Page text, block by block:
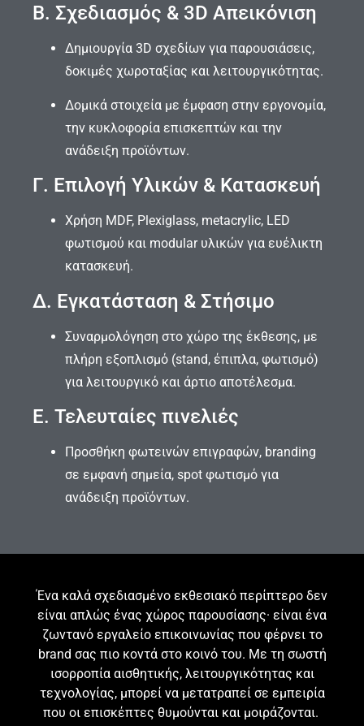
Β. Σχεδιασμός & 3D Απεικόνιση
Δημιουργία 3D σχεδίων για παρουσιάσεις,
δοκιμές χωροταξίας και λειτουργικότητας.
Δομικά στοιχεία με έμφαση στην εργονομία,
την κυκλοφορία επισκεπτών και την
ανάδειξη προϊόντων.
Γ. Επιλογή Υλικών & Κατασκευή
Χρήση MDF, Plexiglass, metacrylic, LED
φωτισμού και modular υλικών για ευέλικτη
κατασκευή.
Δ. Εγκατάσταση & Στήσιμο
Συναρμολόγηση στο χώρο της έκθεσης, με
πλήρη εξοπλισμό (stand, έπιπλα, φωτισμό)
για λειτουργικό και άρτιο αποτέλεσμα.
Ε. Τελευταίες πινελιές
Προσθήκη φωτεινών επιγραφών, branding
σε εμφανή σημεία, spot φωτισμό για
ανάδειξη προϊόντων.
Ένα καλά σχεδιασμένο εκθεσιακό περίπτερο δεν
είναι απλώς ένας χώρος παρουσίασης· είναι ένα
ζωντανό εργαλείο επικοινωνίας που φέρνει το
brand σας πιο κοντά στο κοινό του. Με τη σωστή
ισορροπία αισθητικής, λειτουργικότητας και
τεχνολογίας, μπορεί να μετατραπεί σε εμπειρία
που οι επισκέπτες θυμούνται και μοιράζονται.